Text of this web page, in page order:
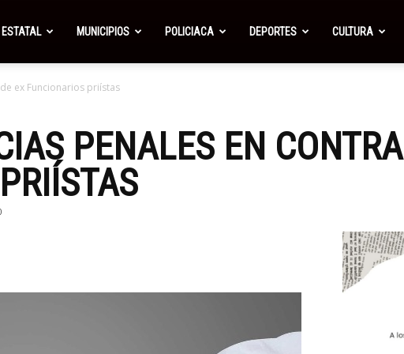
ESTATAL MUNICIPIOS POLICIACA DEPORTES CULTURA
ex Funcionarios priístas
PENALES EN